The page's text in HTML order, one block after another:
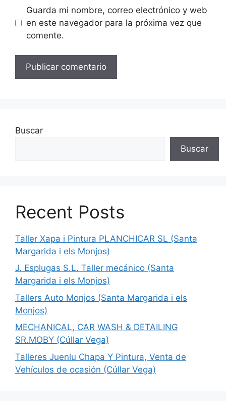
Guarda mi nombre, correo electrónico y web
en este navegador para la próxima vez que
comente.
Buscar
Buscar
Recent Posts
Taller Xapa i Pintura PLANCHICAR SL (Santa
Margarida i els Monjos)
J. Esplugas S.L. Taller mecánico (Santa
Margarida i els Monjos)
Tallers Auto Monjos (Santa Margarida i els
Monjos)
MECHANICAL, CAR WASH & DETAILING
SR.MOBY (Cúllar Vega)
Talleres Juenlu Chapa Y Pintura, Venta de
Vehículos de ocasión (Cúllar Vega)